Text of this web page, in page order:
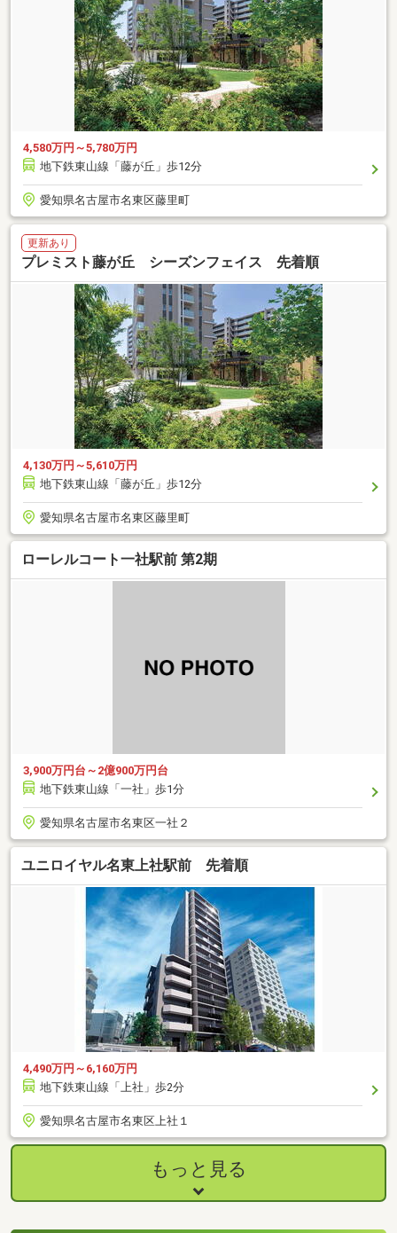
4,580万円～5,780万円
地下鉄東山線「藤が丘」歩12分
愛知県名古屋市名東区藤里町
更新あり
プレミスト藤が丘 シーズンフェイス 先着順
4,130万円～5,610万円
地下鉄東山線「藤が丘」歩12分
愛知県名古屋市名東区藤里町
ローレルコート一社駅前 第2期
3,900万円台～2億900万円台
地下鉄東山線「一社」歩1分
愛知県名古屋市名東区一社２
ユニロイヤル名東上社駅前 先着順
4,490万円～6,160万円
地下鉄東山線「上社」歩2分
愛知県名古屋市名東区上社１
もっと見る